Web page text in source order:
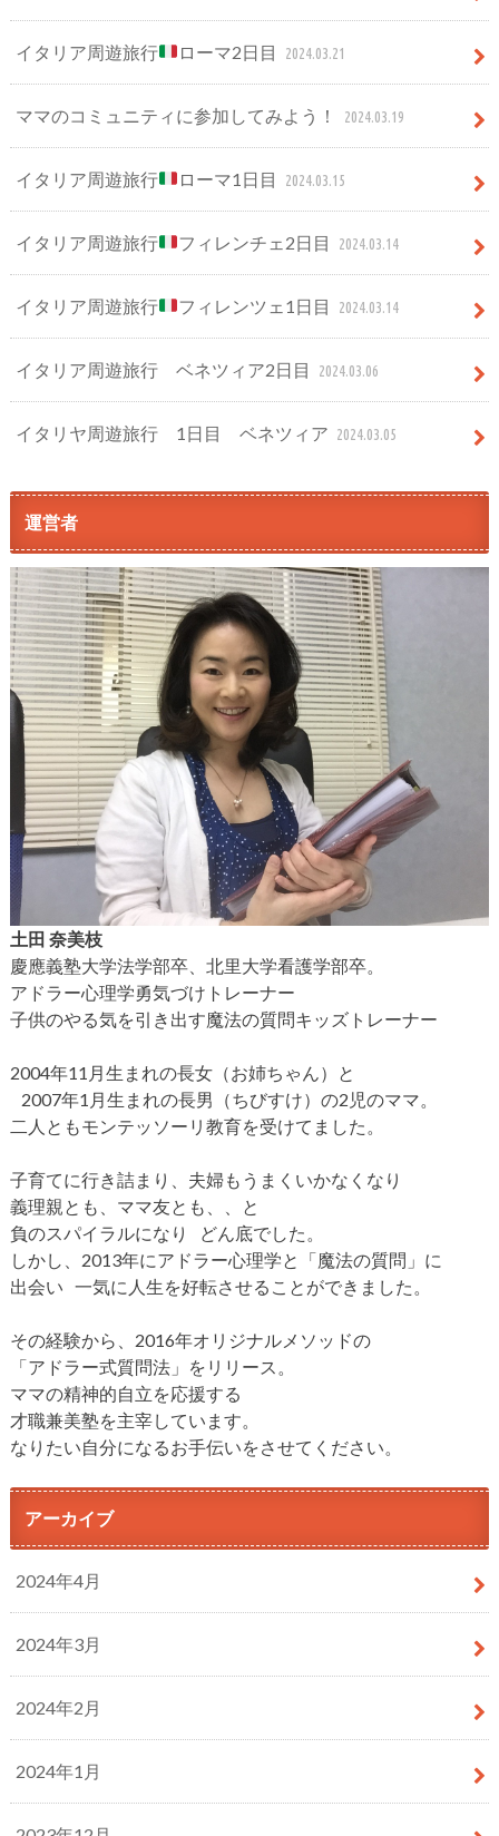
イタリア周遊旅行 ローマ2日目 2024.03.21
ママのコミュニティに参加してみよう！ 2024.03.19
イタリア周遊旅行 ローマ1日目 2024.03.15
イタリア周遊旅行 フィレンチェ2日目 2024.03.14
イタリア周遊旅行 フィレンツェ1日目 2024.03.14
イタリア周遊旅行 ベネツィア2日目 2024.03.06
イタリヤ周遊旅行 1日目 ベネツィア 2024.03.05
運営者
土田 奈美枝
慶應義塾大学法学部卒、北里大学看護学部卒。
アドラー心理学勇気づけトレーナー
子供のやる気を引き出す魔法の質問キッズトレーナー
2004年11月生まれの長女（お姉ちゃん）と
2007年1月生まれの長男（ちびすけ）の2児のママ。
二人ともモンテッソーリ教育を受けてました。
子育てに行き詰まり、夫婦もうまくいかなくなり
義理親とも、ママ友とも、、と
負のスパイラルになり どん底でした。
しかし、2013年にアドラー心理学と「魔法の質問」に
出会い 一気に人生を好転させることができました。
その経験から、2016年オリジナルメソッドの
「アドラー式質問法」をリリース。
ママの精神的自立を応援する
才職兼美塾を主宰しています。
なりたい自分になるお手伝いをさせてください。
アーカイブ
2024年4月
2024年3月
2024年2月
2024年1月